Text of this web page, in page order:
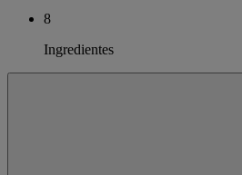
8
Ingredientes